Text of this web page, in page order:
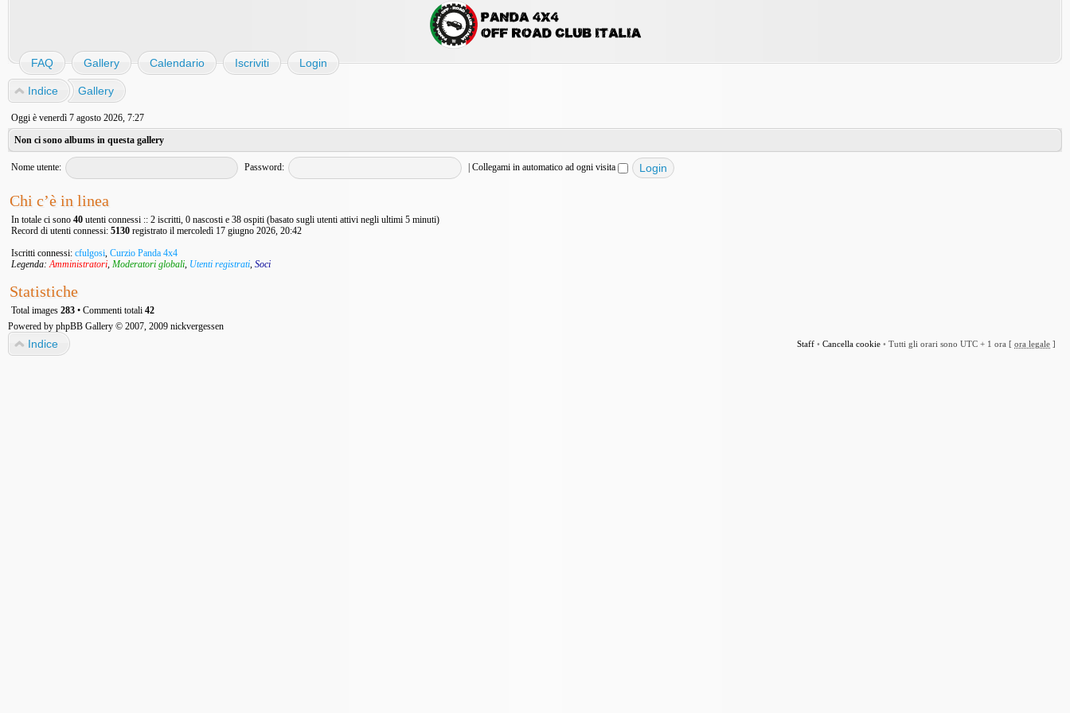
FAQ Gallery Calendario Iscriviti Login
Indice Gallery
Oggi è venerdì 7 agosto 2026, 7:27
Non ci sono albums in questa gallery
Nome utente: Password: | Collegami in automatico ad ogni visita
Chi c’è in linea
In totale ci sono 40 utenti connessi :: 2 iscritti, 0 nascosti e 38 ospiti (basato sugli utenti attivi negli ultimi 5 minuti)
Record di utenti connessi: 5130 registrato il mercoledì 17 giugno 2026, 20:42
Iscritti connessi: cfulgosi, Curzio Panda 4x4
Legenda:Amministratori, Moderatori globali, Utenti registrati, Soci
Statistiche
Total images 283 • Commenti totali 42
Powered by phpBB Gallery © 2007, 2009 nickvergessen
Staff • Cancella cookie • Tutti gli orari sono UTC + 1 ora [ ora legale ]
Indice